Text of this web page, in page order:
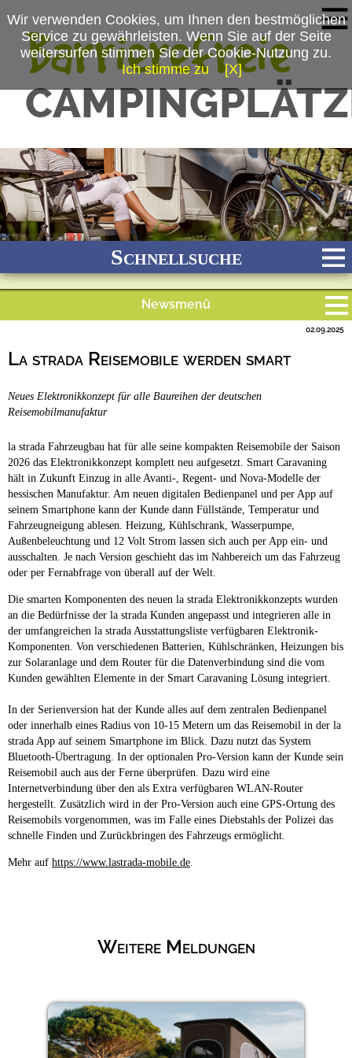
Schnellsuche
Ganzjährig geöffnet
Newsmenü
Campingplätze
Camping & Caravan
La strada Reisemobile werden smart
02.09.2025
Neues Elektronikkonzept für alle Baureihen der deutschen
Reisemobilmanufaktur
la strada Fahrzeugbau hat für alle seine kompakten Reisemobile der Saison
2026 das Elektronikkonzept komplett neu aufgesetzt. Smart Caravaning
hält in Zukunft Einzug in alle Avanti-, Regent- und Nova-Modelle der
hessischen Manufaktur. Am neuen digitalen Bedienpanel und per App auf
seinem Smartphone kann der Kunde dann Füllstände, Temperatur und
Fahrzeugneigung ablesen. Heizung, Kühlschrank, Wasserpumpe,
Außenbeleuchtung und 12 Volt Strom lassen sich auch per App ein- und
ausschalten. Je nach Version geschieht das im Nahbereich um das Fahrzeug
oder per Fernabfrage von überall auf der Welt.
Die smarten Komponenten des neuen la strada Elektronikkonzepts wurden
an die Bedürfnisse der la strada Kunden angepasst und integrieren alle in
der umfangreichen la strada Ausstattungsliste verfügbaren Elektronik-
Komponenten. Von verschiedenen Batterien, Kühlschränken, Heizungen bis
zur Solaranlage und dem Router für die Datenverbindung sind die vom
Kunden gewählten Elemente in der Smart Caravaning Lösung integriert.
In der Serienversion hat der Kunde alles auf dem zentralen Bedienpanel
oder innerhalb eines Radius von 10-15 Metern um das Reisemobil in der la
strada App auf seinem Smartphone im Blick. Dazu nutzt das System
Bluetooth-Übertragung. In der optionalen Pro-Version kann der Kunde sein
Reisemobil auch aus der Ferne überprüfen. Dazu wird eine
Internetverbindung über den als Extra verfügbaren WLAN-Router
hergestellt. Zusätzlich wird in der Pro-Version auch eine GPS-Ortung des
Reisemobils vorgenommen, was im Falle eines Diebstahls der Polizei das
schnelle Finden und Zurückbringen des Fahrzeugs ermöglicht.
Mehr auf https://www.lastrada-mobile.de
Weitere Meldungen
Wir verwenden Cookies, um Ihnen den bestmöglichen
Service zu gewährleisten. Wenn Sie auf der Seite
weitersurfen stimmen Sie der Cookie-Nutzung zu.
Ich stimme zu
[X]